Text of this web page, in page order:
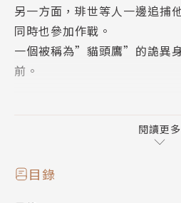
另一方面，琲世等人一邊追捕
同時也參加作戰。
一個被稱為”貓頭鷹”的詭異
前。
某個”聲音”在琲世的腦海裡響起
閱讀更多
目錄